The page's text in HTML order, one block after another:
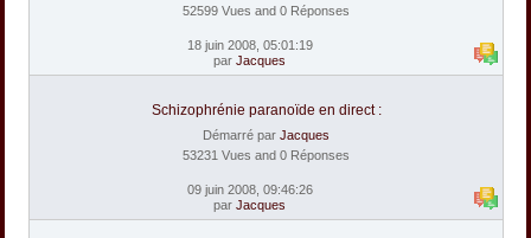
52599 Vues and 0 Réponses
18 juin 2008, 05:01:19
par Jacques
Schizophrénie paranoïde en direct :
Démarré par Jacques
53231 Vues and 0 Réponses
09 juin 2008, 09:46:26
par Jacques